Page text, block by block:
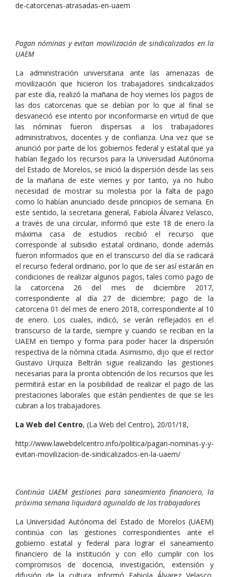
de-catorcenas-atrasadas-en-uaem
Pagan nóminas y evitan movilización de sindicalizados en la
UAEM
La administración universitaria ante las amenazas de
movilización que hicieron los trabajadores sindicalizados
par este día, realizó la mañana de hoy viernes los pagos de
las dos catorcenas que se debían por lo que al final se
desvaneció ese intento por inconformarse en virtud de que
las nóminas fueron dispersas a los trabajadores
administrativos, docentes y de confianza. Una vez que se
anunció por parte de los gobiernos federal y estatal que ya
habían llegado los recursos para la Universidad Autónoma
del Estado de Morelos, se inició la dispersión desde las seis
de la mañana de este viernes y por tanto, ya no hubo
necesidad de mostrar su molestia por la falta de pago
como lo habían anunciado desde principios de semana. En
este sentido, la secretaria general, Fabiola Álvarez Velasco,
a través de una circular, informó que este 18 de enero la
máxima casa de estudios recibió el recurso que
corresponde al subsidio estatal ordinario, donde además
fueron informados que en el transcurso del día se radicará
el recurso federal ordinario, por lo que de ser así estarán en
condiciones de realizar algunos pagos, tales como pago de
la catorcena 26 del mes de diciembre 2017,
correspondiente al día 27 de diciembre; pago de la
catorcena 01 del mes de enero 2018, correspondiente al 10
de enero. Los cuales, indicó, se verán reflejados en el
transcurso de la tarde, siempre y cuando se reciban en la
UAEM en tiempo y forma para poder hacer la dispersión
respectiva de la nómina citada. Asimismo, dijo que el rector
Gustavo Urquiza Beltrán sigue realizando las gestiones
necesarias para la pronta obtención de los recursos que les
permitirá estar en la posibilidad de realizar el pago de las
prestaciones laborales que están pendientes de que se les
cubran a los trabajadores.
La Web del Centro, (La Web del Centro), 20/01/18,
http://www.lawebdelcentro.info/politica/pagan-nominas-y-y-
evitan-movilizacion-de-sindicalizados-en-la-uaem/
Continúa UAEM gestiones para saneamiento financiero, la
próxima semana liquidará aguinaldo de los trabajadores
La Universidad Autónoma del Estado de Morelos (UAEM)
continúa con las gestiones correspondientes ante el
gobierno estatal y federal para lograr el saneamiento
financiero de la institución y con ello cumplir con los
compromisos de docencia, investigación, extensión y